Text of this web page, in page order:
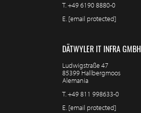
T.+49 6190 8880-0
E. [email protected]
DÄTWYLER IT INFRA GMBH
Ludwigstraße 47
85399 Hallbergmoos
Alemania
T.+49 811 998633-0
E. [email protected]